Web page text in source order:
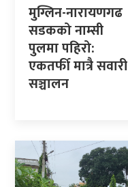
मुग्लिन-नारायणगढ
सडकको नाम्सी
पुलमा पहिरो:
एकतर्फी मात्रै सवारी
सञ्चालन